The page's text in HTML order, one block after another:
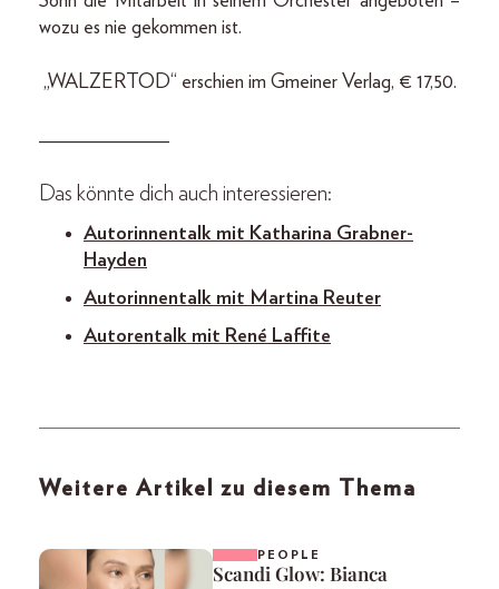
wozu es nie gekommen ist.
„WALZERTOD“ erschien im Gmeiner Verlag, € 17,50.
_____________
Das könnte dich auch interessieren:
Autorinnentalk mit Katharina Grabner-
Hayden
Autorinnentalk mit Martina Reuter
Autorentalk mit René Laffite
Weitere Artikel zu diesem Thema
PEOPLE
Scandi Glow: Bianca